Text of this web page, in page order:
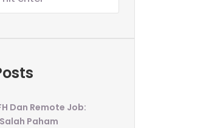
Dan Remote Job:
Paham